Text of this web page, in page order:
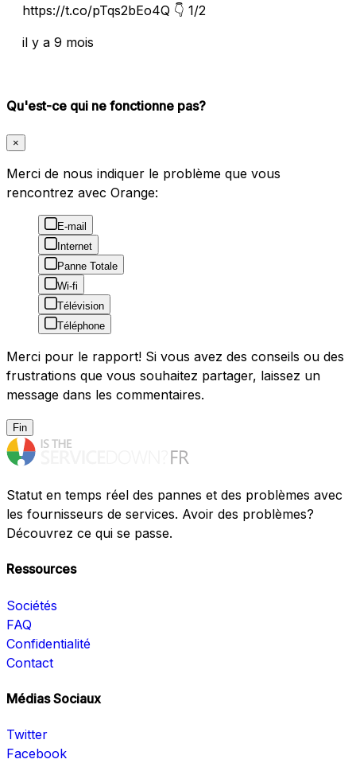
https://t.co/pTqs2bEo4Q 👇 1/2
il y a 9 mois
Qu'est-ce qui ne fonctionne pas?
×
Merci de nous indiquer le problème que vous
rencontrez avec Orange:
E-mail
Internet
Panne Totale
Wi-fi
Télévision
Téléphone
Merci pour le rapport! Si vous avez des conseils ou des
frustrations que vous souhaitez partager, laissez un
message dans les commentaires.
Fin
Statut en temps réel des pannes et des problèmes avec
les fournisseurs de services. Avoir des problèmes?
Découvrez ce qui se passe.
Ressources
Sociétés
FAQ
Confidentialité
Contact
Médias Sociaux
Twitter
Facebook